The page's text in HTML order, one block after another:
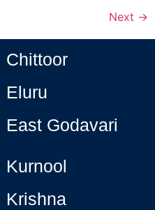
Next →
Chittoor
Eluru
East Godavari
Kurnool
Krishna